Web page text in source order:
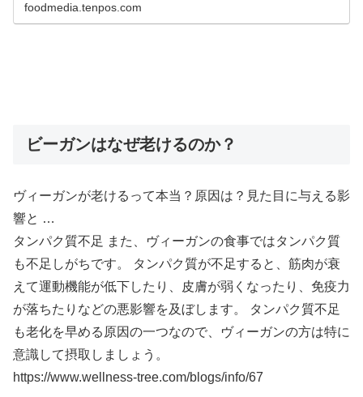
foodmedia.tenpos.com
ビーガンはなぜ老けるのか？
ヴィーガンが老けるって本当？原因は？見た目に与える影
響と …
タンパク質不足 また、ヴィーガンの食事ではタンパク質
も不足しがちです。 タンパク質が不足すると、筋肉が衰
えて運動機能が低下したり、皮膚が弱くなったり、免疫力
が落ちたりなどの悪影響を及ぼします。 タンパク質不足
も老化を早める原因の一つなので、ヴィーガンの方は特に
意識して摂取しましょう。
https://www.wellness-tree.com/blogs/info/67